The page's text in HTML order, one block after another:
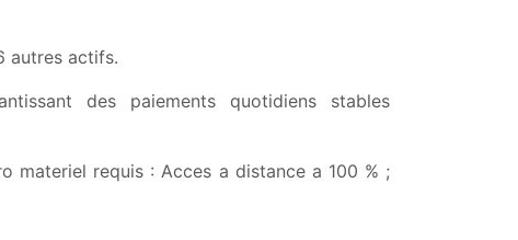
autres actifs.
des paiements quotidiens stables
materiel requis : Acces a distance a 100 % ;